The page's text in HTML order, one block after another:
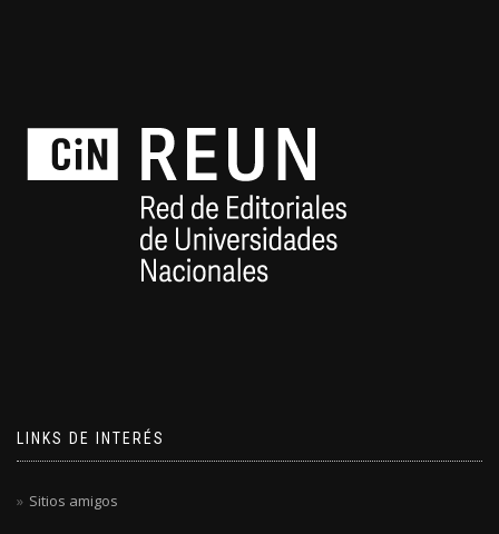
LINKS DE INTERÉS
Sitios amigos